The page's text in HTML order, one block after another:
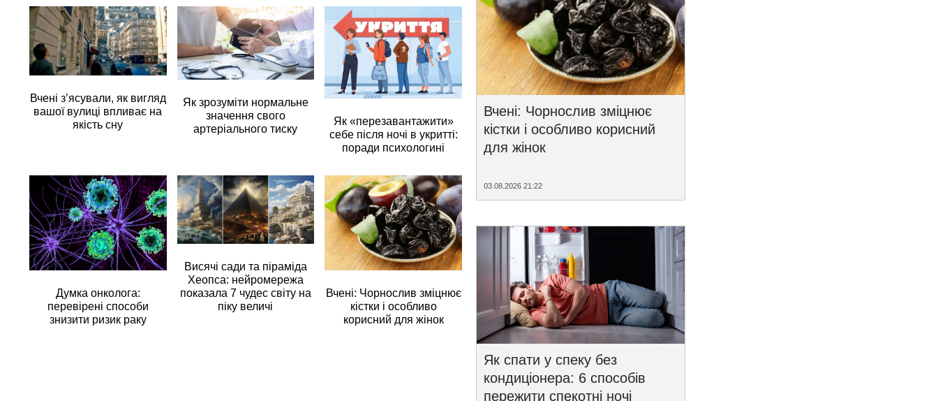
Вчені з’ясували, як вигляд
вашої вулиці впливає на
якість сну
Як зрозуміти нормальне
значення свого
артеріального тиску
Як «перезавантажити»
себе після ночі в укритті:
поради психологині
Думка онколога:
перевірені способи
знизити ризик раку
Висячі сади та піраміда
Хеопса: нейромережа
показала 7 чудес світу на
піку величі
Вчені: Чорнослив зміцнює
кістки і особливо
корисний для жінок
Вчені: Чорнослив зміцнює
кістки і особливо корисний
для жінок
03.08.2026 21:22
Як спати у спеку без
кондиціонера: 6 способів
пережити спекотні ночі